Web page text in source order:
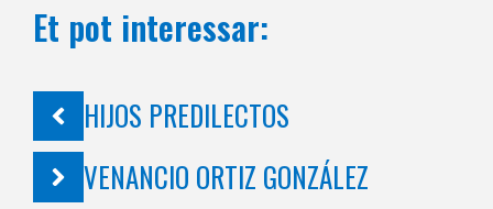
Et pot interessar:
HIJOS PREDILECTOS
VENANCIO ORTIZ GONZÁLEZ